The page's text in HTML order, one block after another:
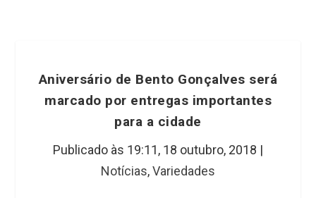
Aniversário de Bento Gonçalves será
marcado por entregas importantes
para a cidade
Publicado às 19:11, 18 outubro, 2018 |
Notícias,Variedades